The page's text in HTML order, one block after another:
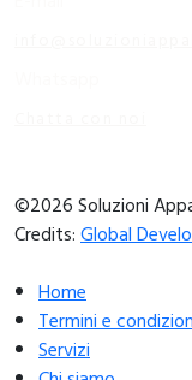
©2026 Soluzioni
Credits:Global
Home
Termini e
Servizi